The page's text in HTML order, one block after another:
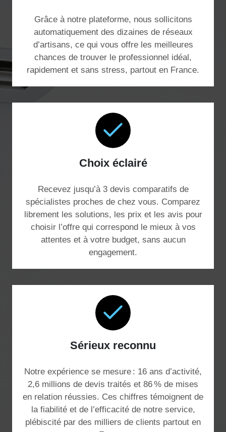
Grâce à notre plateforme, nous sollicitons
automatiquement des dizaines de réseaux
d’artisans, ce qui vous offre les meilleures
chances de trouver le professionnel idéal,
rapidement et sans stress, partout en France.
Choix éclairé
Recevez jusqu’à 3 devis comparatifs de
spécialistes proches de chez vous. Comparez
librement les solutions, les prix et les avis pour
choisir l’offre qui correspond le mieux à vos
attentes et à votre budget, sans aucun
engagement.
Sérieux reconnu
Notre expérience se mesure : 16 ans d’activité,
2,6 millions de devis traités et 86 % de mises
en relation réussies. Ces chiffres témoignent de
la fiabilité et de l’efficacité de notre service,
plébiscité par des milliers de clients partout en